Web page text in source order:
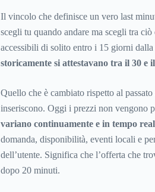
Il vincolo che definisce un vero last
scegli tu quando andare ma scegli tra
accessibili di solito entro i 15 giorni dalla
storicamente si attestavano tra il 30 e
Quello che è cambiato rispetto al
inseriscono. Oggi i prezzi non vengono
variano continuamente e in tempo
domanda, disponibilità, eventi locali e
dell’utente. Significa che l’offerta che
dopo 20 minuti.